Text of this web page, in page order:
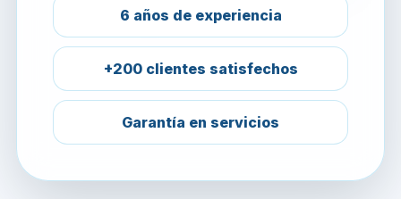
6 años de experiencia
+200 clientes satisfechos
Garantía en servicios